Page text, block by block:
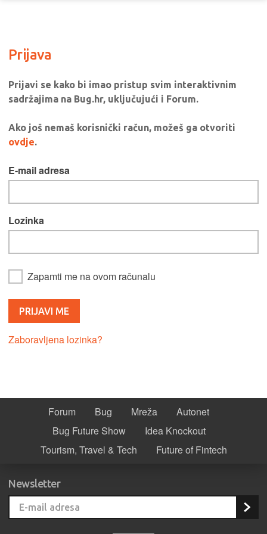
Prijava
Prijavi se kako bi imao pristup svim interaktivnim
sadržajima na Bug.hr, uključujući i Forum.
Ako još nemaš korisnički račun, možeš ga otvoriti
ovdje.
E-mail adresa
Lozinka
Zapamti me na ovom računalu
Zaboravljena lozinka?
Forum Bug Mreža
Autonet
Bug Future Show
Idea Knockout
Tourism, Travel & Tech
Future of Fintech
Newsletter